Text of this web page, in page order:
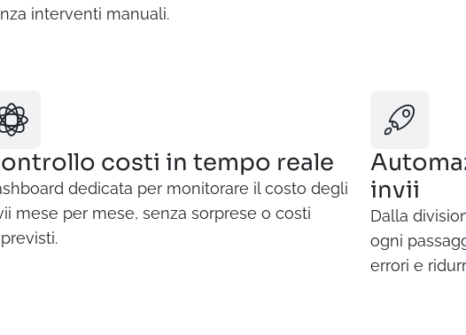
interventi manuali.
costi in tempo reale
dedicata per monitorare il costo degli
mese per mese, senza sorprese o costi
invii
Dalla
ogni
errori e